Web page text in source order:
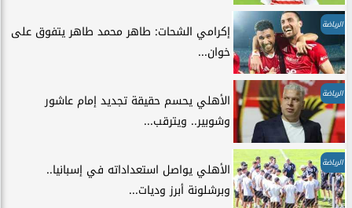
الرياضة
إكرامي الشحات: طاهر محمد طاهر يتفوق على
خوان...
الرياضة
الأهلي يحسم حقيقة تجديد إمام عاشور
وشوبير.. ويترقب...
الرياضة
الأهلي يواصل استعداداته في إسبانيا..
وبرشلونة أبرز وديات...